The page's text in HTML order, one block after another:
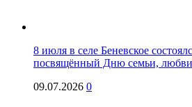
8 июля в селе Беневское
посвящённый Дню семьи, любви
09.07.2026 0